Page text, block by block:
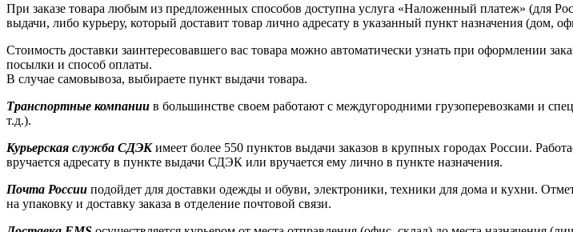
При заказе товара любым из предложенных способов доступна услуга «Наложенный платеж» (для
выдачи, либо курьеру, который доставит товар лично адресату в указанный пункт назначения (дом,
Стоимость доставки заинтересовавшего вас товара можно автоматически узнать при оформлении
посылки и способ оплаты.
В случае самовывоза, выбираете пункт выдачи товара.
Транспортные компании в большинстве своем работают с междугородними грузоперевозками и
т.д.).
Курьерская служба СДЭКимеет более 550 пунктов выдачи заказов в крупных городах России.
вручается адресату в пункте выдачи СДЭК или вручается ему лично в пункте назначения.
Почта России подойдет для доставки одежды и обуви, электроники, техники для дома и кухни.
на упаковку и доставку заказа в отделение почтовой связи.